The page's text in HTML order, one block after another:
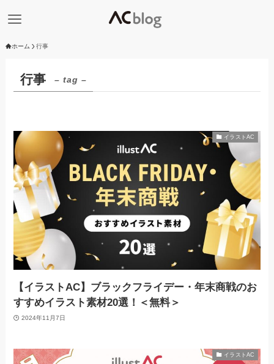
ホーム 行事
行事 – tag –
イラストAC
【イラストAC】ブラックフライデー・年末商戦のお
すすめイラスト素材20選！＜無料＞
2024年11月7日
イラストAC